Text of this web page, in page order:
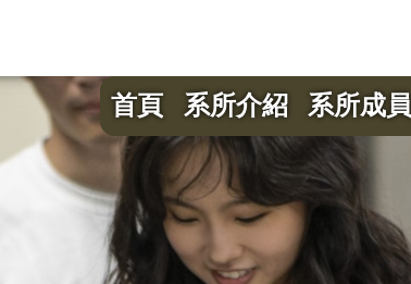
首頁 系所介紹 系所成員